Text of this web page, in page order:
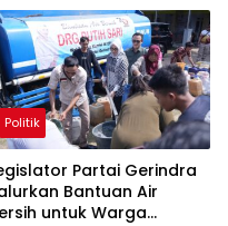
Modus Baru
Orang
Politik
Partai Gerindra
Bantuan Air
untuk Warga